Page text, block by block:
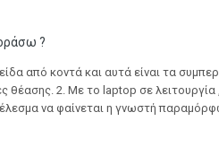
?
από κοντά και αυτά είναι τα
θέασης. 2. Με το laptop σε
να φαίνεται η γνωστή